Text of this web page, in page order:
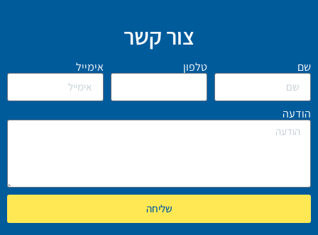
צור קשר
שם טלפון אימייל
הודעה
שליחה